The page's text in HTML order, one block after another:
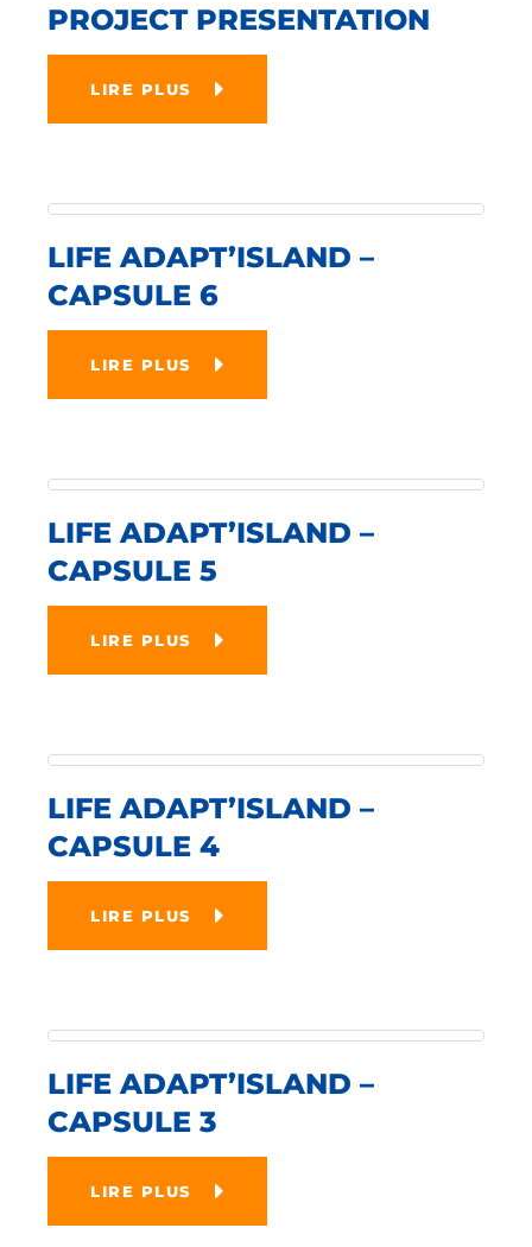
PROJECT PRESENTATION
LIRE PLUS
LIFE ADAPT’ISLAND –
CAPSULE 6
LIRE PLUS
LIFE ADAPT’ISLAND –
CAPSULE 5
LIRE PLUS
LIFE ADAPT’ISLAND –
CAPSULE 4
LIRE PLUS
LIFE ADAPT’ISLAND –
CAPSULE 3
LIRE PLUS